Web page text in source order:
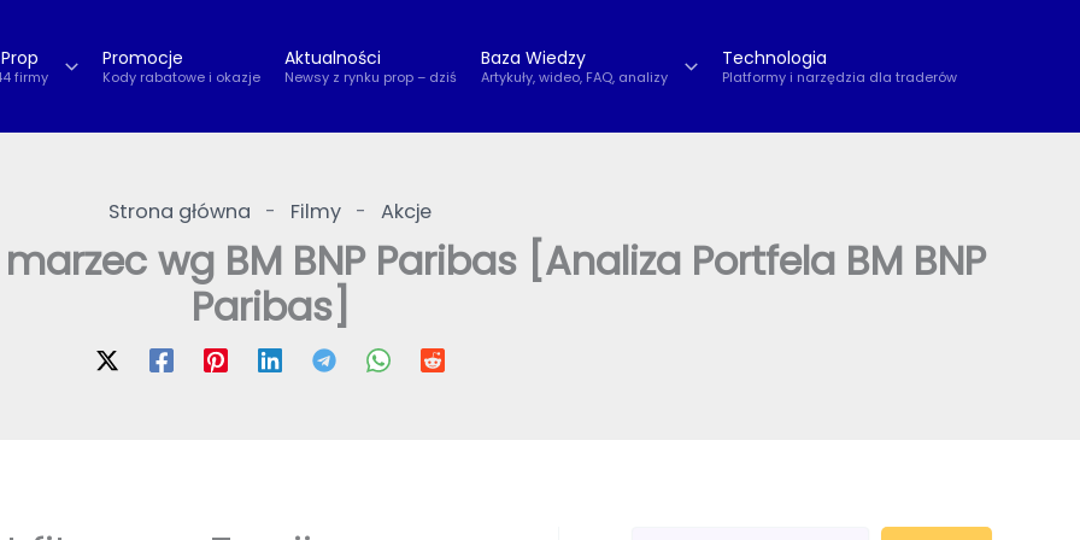
firmy
Promocje
Kody rabatowe i okazje
Aktualności
Newsy z rynku prop – dziś
Baza Wiedzy
Artykuły, wideo, FAQ, analizy
Technologia
Platformy i narzędzia dla traderów
Strona główna - Filmy - Akcje
wg BM BNP Paribas [Analiza Portfela BM BNP
Paribas]